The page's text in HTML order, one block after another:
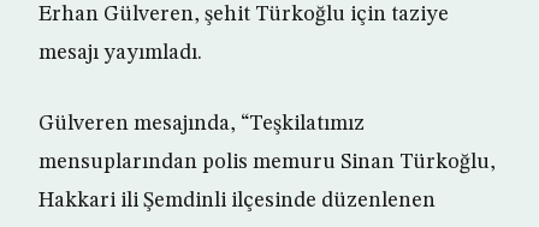
Erhan Gülveren, şehit Türkoğlu için taziye
mesajı yayımladı.
Gülveren mesajında, “Teşkilatımız
mensuplarından polis memuru Sinan Türkoğlu,
Hakkari ili Şemdinli ilçesinde düzenlenen